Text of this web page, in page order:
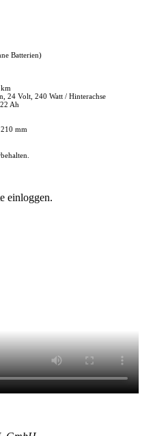
Batterien)
24 Volt, 240 Watt / Hinterachse
Ah
mm
einloggen.